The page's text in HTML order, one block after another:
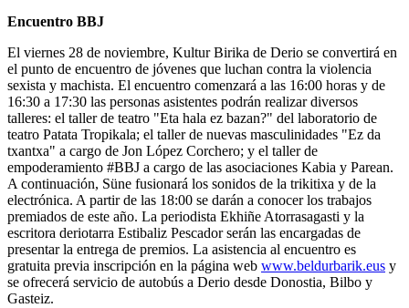
Encuentro BBJ
El viernes 28 de noviembre, Kultur Birika de Derio se convertirá en
el punto de encuentro de jóvenes que luchan contra la violencia
sexista y machista. El encuentro comenzará a las 16:00 horas y de
16:30 a 17:30 las personas asistentes podrán realizar diversos
talleres: el taller de teatro "Eta hala ez bazan?" del laboratorio de
teatro Patata Tropikala; el taller de nuevas masculinidades "Ez da
txantxa" a cargo de Jon López Corchero; y el taller de
empoderamiento #BBJ a cargo de las asociaciones Kabia y Parean.
A continuación, Süne fusionará los sonidos de la trikitixa y de la
electrónica. A partir de las 18:00 se darán a conocer los trabajos
premiados de este año. La periodista Ekhiñe Atorrasagasti y la
escritora deriotarra Estibaliz Pescador serán las encargadas de
presentar la entrega de premios. La asistencia al encuentro es
gratuita previa inscripción en la página web www.beldurbarik.eus y
se ofrecerá servicio de autobús a Derio desde Donostia, Bilbo y
Gasteiz.